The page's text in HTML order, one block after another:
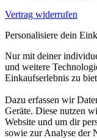
Vertrag widerrufen
Personalisiere dein
Nur mit deiner
und weitere
Einkaufserlebnis zu
Dazu erfassen wir
Geräte. Diese nutzen
Website und um dir
sowie zur Analyse der